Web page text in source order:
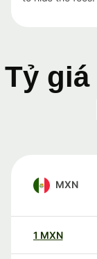
Tỷ giá
MXN
1 MXN